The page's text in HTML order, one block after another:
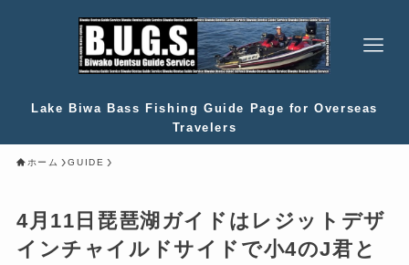
Lake Biwa Bass Fishing Guide Page for Overseas
Travelers
ホーム GUIDE
4月11日琵琶湖ガイドはレジットデザ
インチャイルドサイドで小4のJ君と